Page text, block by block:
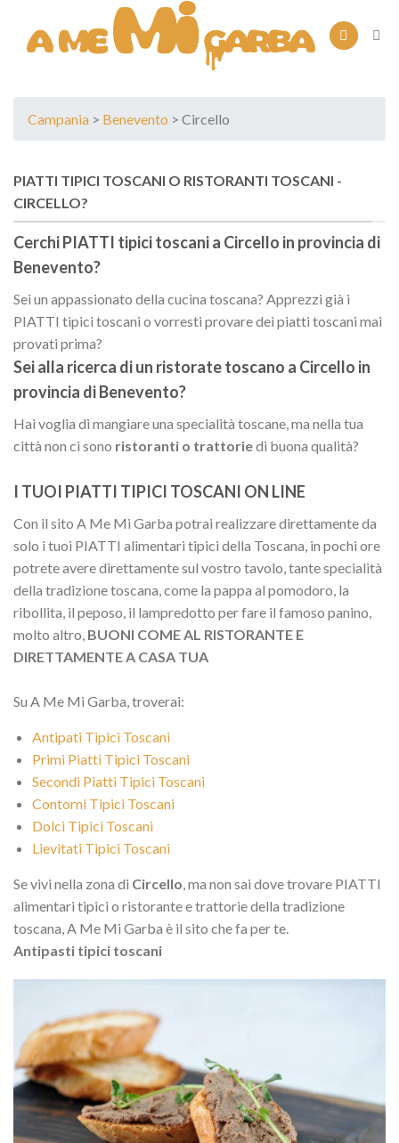
content
Campania > Benevento > Circello
PIATTI TIPICI TOSCANI O RISTORANTI TOSCANI -
CIRCELLO?
Cerchi PIATTI tipici toscani a Circello in provincia di
Benevento?
Sei un appassionato della cucina toscana? Apprezzi già i
PIATTI tipici toscani o vorresti provare dei piatti toscani mai
provati prima?
Sei alla ricerca di un ristorate toscano a Circello in
provincia diBenevento?
Hai voglia di mangiare una specialità toscane, ma nella tua
città non ci sono ristoranti o trattoriedi buona qualità?
I TUOI PIATTI TIPICI TOSCANI ON LINE
Con il sito A Me Mi Garba potrai realizzare direttamente da
solo i tuoi PIATTI alimentari tipici della Toscana, in pochi ore
potrete avere direttamente sul vostro tavolo, tante specialità
della tradizione toscana, come la pappa al pomodoro, la
ribollita, il peposo, il lampredotto per fare il famoso panino,
molto altro, BUONI COME AL RISTORANTE E
DIRETTAMENTE A CASA TUA
Su A Me Mi Garba, troverai:
Antipati Tipici Toscani
Primi Piatti Tipici Toscani
Secondi Piatti Tipici Toscani
Contorni Tipici Toscani
Dolci Tipici Toscani
Lievitati Tipici Toscani
Se vivi nella zona di Circello , ma non sai dove trovare PIATTI
alimentari tipici o ristorante e trattorie della tradizione
toscana, A Me Mi Garba è il sito che fa per te.
Antipasti tipici toscani